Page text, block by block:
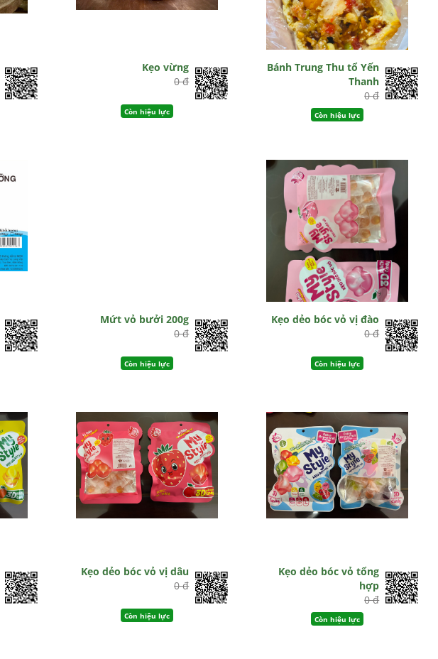
Kẹo vừng
0 đ
Còn hiệu lực
Bánh Trung Thu tổ Yến
Thanh
0 đ
Còn hiệu lực
Mứt vỏ bưởi 200g
0 đ
Còn hiệu lực
Kẹo dẻo bóc vỏ vị đào
0 đ
Còn hiệu lực
Kẹo dẻo bóc vỏ vị dâu
0 đ
Còn hiệu lực
Kẹo dẻo bóc vỏ tổng
hợp
0 đ
Còn hiệu lực